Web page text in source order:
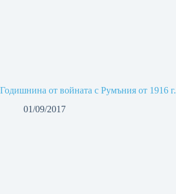
Годишнина от войната с Румъния от 1916 г.
01/09/2017